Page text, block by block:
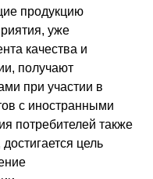
продукцию
уже
качества и
получают
при участии в
с иностранными
потребителей также
цель